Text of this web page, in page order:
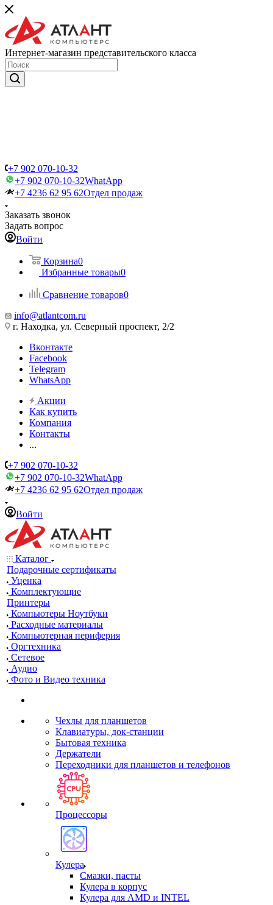
Интернет-магазин представительского класса
+7 902 070-10-32
+7 902 070-10-32WhatApp
+7 4236 62 95 62Отдел продаж
Заказать звонок
Задать вопрос
Войти
Корзина0
Избранные товары0
Сравнение товаров0
info@atlantcom.ru
г. Находка, ул. Северный проспект, 2/2
Вконтакте
Facebook
Telegram
WhatsApp
Акции
Как купить
Компания
Контакты
...
+7 902 070-10-32
+7 902 070-10-32WhatApp
+7 4236 62 95 62Отдел продаж
Войти
Каталог
Подарочные сертификаты
Уценка
Комплектующие
Принтеры
Компьютеры Ноутбуки
Расходные материалы
Компьютерная периферия
Оргтехника
Сетевое
Аудио
Фото и Видео техника
Чехлы для планшетов
Клавиатуры, док-станции
Бытовая техника
Держатели
Переходники для планшетов и телефонов
Процессоры
Кулера
Смазки, пасты
Кулера в корпус
Кулера для AMD и INTEL